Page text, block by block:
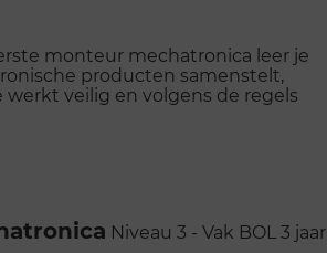
monteur mechatronica leer je
producten samenstelt,
veilig en volgens de regels
Niveau 3 - Vak BOL 3 jaar